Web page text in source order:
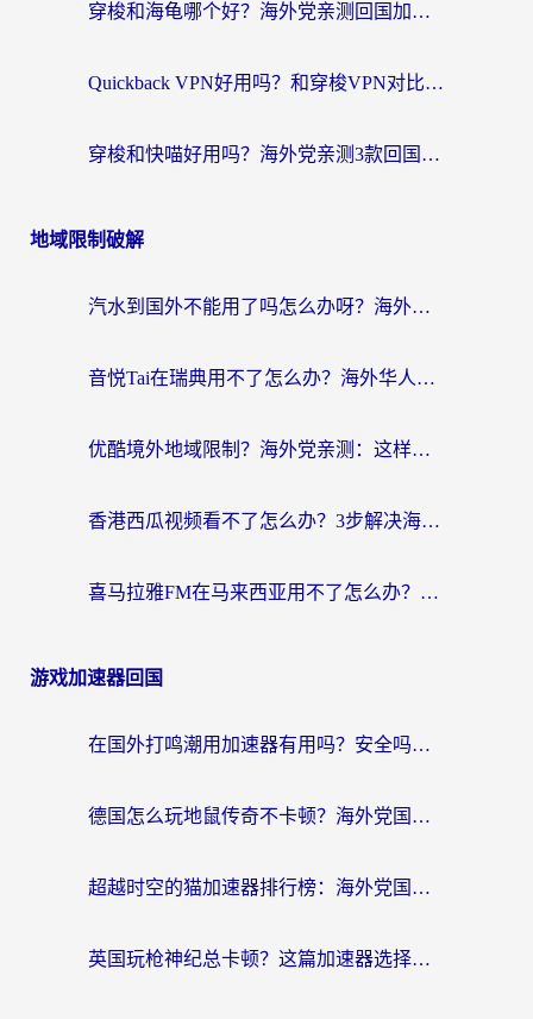
穿梭和海龟哪个好？海外党亲测回国加速器，附电脑免费VPN推荐
Quickback VPN好用吗？和穿梭VPN对比哪个回国效果更好？海外党必看的真实测评与选择指南
穿梭和快喵好用吗？海外党亲测3款回国加速器，附日本回国VPN避坑指南
地域限制破解
汽水到国外不能用了吗怎么办呀？海外党追剧看片的救星在这里！
音悦Tai在瑞典用不了怎么办？海外华人追剧听歌的实用指南
优酷境外地域限制？海外党亲测：这样看国内剧再也不卡（附3个实用场景解决）
香港西瓜视频看不了怎么办？3步解决海外追剧难题，附靠谱加速器推荐
喜马拉雅FM在马来西亚用不了怎么办？海外华人亲测有效的回国加速指南
游戏加速器回国
在国外打鸣潮用加速器有用吗？安全吗？海外玩家国服游戏加速全指南
德国怎么玩地鼠传奇不卡顿？海外党国服游戏加速全攻略（含战双EVE实用指南）
超越时空的猫加速器排行榜：海外党国服游戏不卡顿的终极选择指南
英国玩枪神纪总卡顿？这篇加速器选择指南帮你告别延迟（附实测推荐）